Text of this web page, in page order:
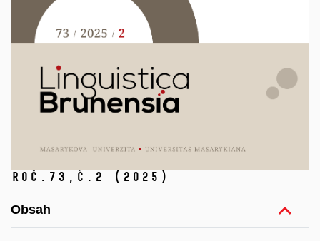
Roč.73, č.2 (2025)
Obsah